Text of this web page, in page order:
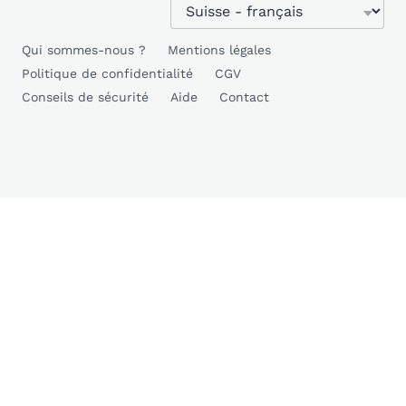
Qui sommes-nous ?
Mentions légales
Politique de confidentialité
CGV
Conseils de sécurité
Aide Contact